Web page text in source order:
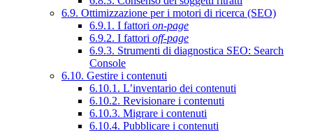
6.9. Ottimizzazione per i motori di ricerca (SEO)
6.9.1. I fattori on-page
6.9.2. I fattori off-page
6.9.3. Strumenti di diagnostica SEO: Search
Console
6.10. Gestire i contenuti
6.10.1. L’inventario dei contenuti
6.10.2. Revisionare i contenuti
6.10.3. Migrare i contenuti
6.10.4. Pubblicare i contenuti